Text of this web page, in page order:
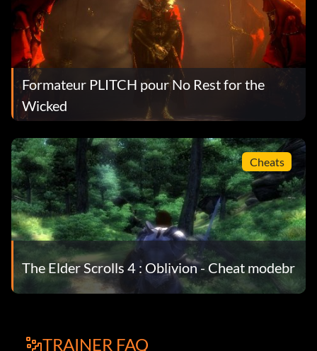
Formateur PLITCH pour No Rest for the
Wicked
Cheats
The Elder Scrolls 4 : Oblivion - Cheat modebr
TRAINER FAQ